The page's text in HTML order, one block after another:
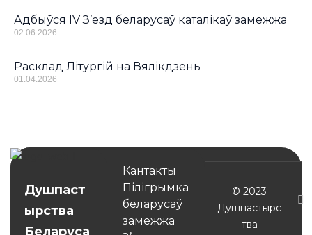
Адбыўся IV З’езд беларусаў каталікаў замежжа
02.06.2026
Расклад Літургій на Вялікдзень
01.04.2026
Душпаст
ырства
Беларуса
Кантакты
Пілігрымка
беларусаў
замежжа
© 2023
Душпастырс
тва